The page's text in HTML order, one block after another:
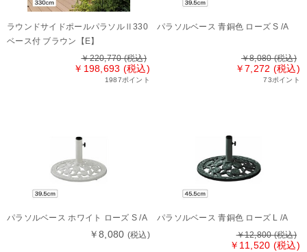
ラウンドサイドポールパラソルⅡ330
ベース付 ブラウン【E】
￥220,770(税込)
￥198,693 (税込)
1987ポイント
パラソルベース 青銅色 ローズ S /A
￥8,080(税込)
￥7,272 (税込)
73ポイント
パラソルベース ホワイト ローズ S /A
￥8,080 (税込)
パラソルベース 青銅色 ローズ L /A
￥12,800(税込)
￥11,520 (税込)